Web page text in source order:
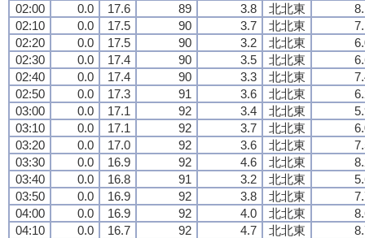
02:00
0.0 17.6 89 3.8 北北東
02:10
0.0 17.5 90 3.7 北北東
02:20
0.0 17.5 90 3.2 北北東
02:30
0.0 17.4 90 3.5 北北東
02:40
0.0 17.4 90 3.3 北北東
02:50
0.0 17.3 91 3.6 北北東
03:00
0.0 17.1 92 3.4 北北東
03:10
0.0 17.1 92 3.7 北北東
03:20
0.0 17.0 92 3.6 北北東
03:30
0.0 16.9 92 4.6 北北東
03:40
0.0 16.8 91 3.2 北北東
03:50
0.0 16.9 92 3.8 北北東
04:00
0.0 16.9 92 4.0 北北東
04:10
0.0 16.7 92 4.7 北北東